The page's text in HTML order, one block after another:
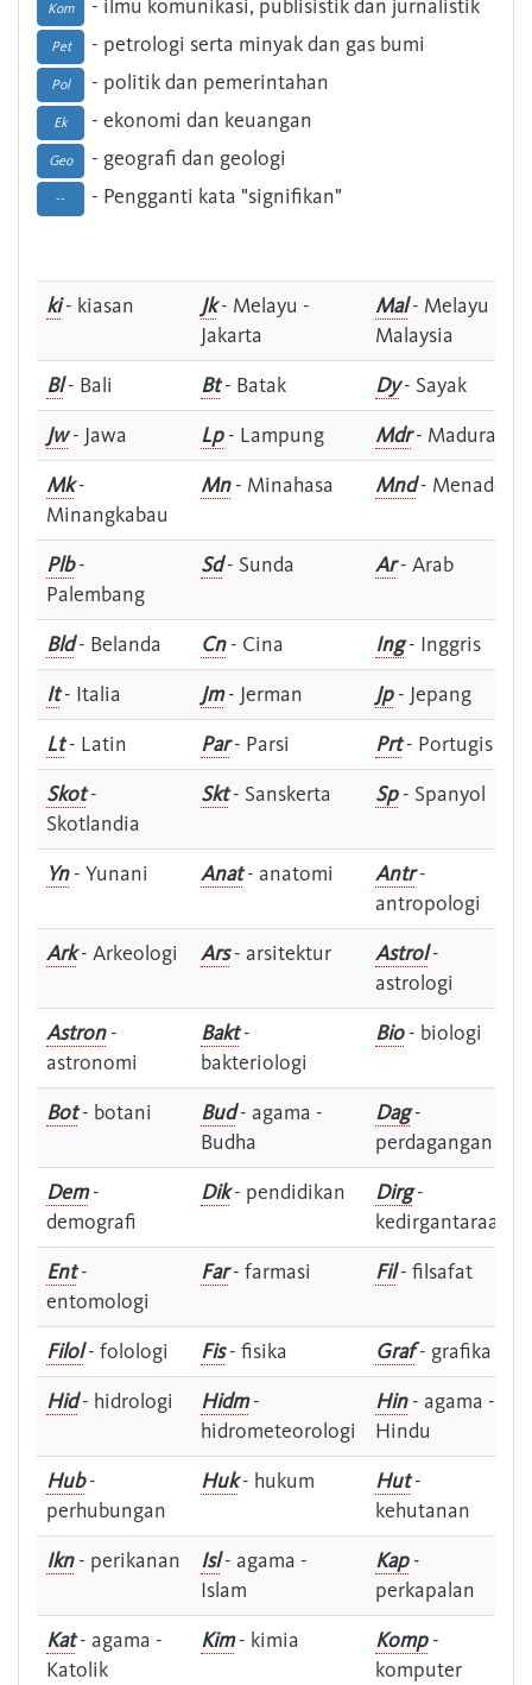
Kom - ilmu komunikasi, publisistik dan jurnalistik
Pet - petrologi serta minyak dan gas bumi
Pol - politik dan pemerintahan
Ek - ekonomi dan keuangan
Geo - geografi dan geologi
-- - Pengganti kata "signifikan"
ki- kiasan Jk- Melayu -
Jakarta
Mal- Melayu -
Malaysia
Bl- Bali Bt- Batak Dy- Sayak
Jw- Jawa Lp- Lampung Mdr- Madura
Mk-
Minangkabau
Mn- Minahasa Mnd- Menado
Plb-
Palembang
Sd- Sunda Ar- Arab
Bld- Belanda Cn- Cina Ing- Inggris
It- Italia Jm- Jerman Jp- Jepang
Lt- Latin Par- Parsi Prt- Portugis
Skot-
Skotlandia
Skt- Sanskerta Sp- Spanyol
Yn- Yunani Anat- anatomi Antr-
antropologi
Ark- Arkeologi Ars- arsitektur Astrol-
astrologi
Astron-
astronomi
Bakt-
bakteriologi
Bio- biologi
Bot- botani Bud- agama -
Budha
Dag-
perdagangan
Dem-
demografi
Dik- pendidikan Dirg-
kedirgantaraan
Ent-
entomologi
Far- farmasi Fil- filsafat
Filol- folologi Fis- fisika Graf- grafika
Hid- hidrologi Hidm-
hidrometeorologi
Hin- agama -
Hindu
Hub-
perhubungan
Huk- hukum Hut-
kehutanan
Ikn- perikanan Isl- agama -
Islam
Kap-
perkapalan
Kat- agama -
Katolik
Kim- kimia Komp-
komputer